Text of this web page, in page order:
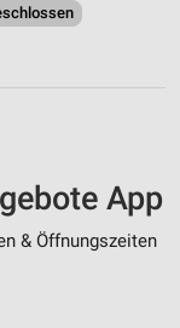
App
& Öffnungszeiten